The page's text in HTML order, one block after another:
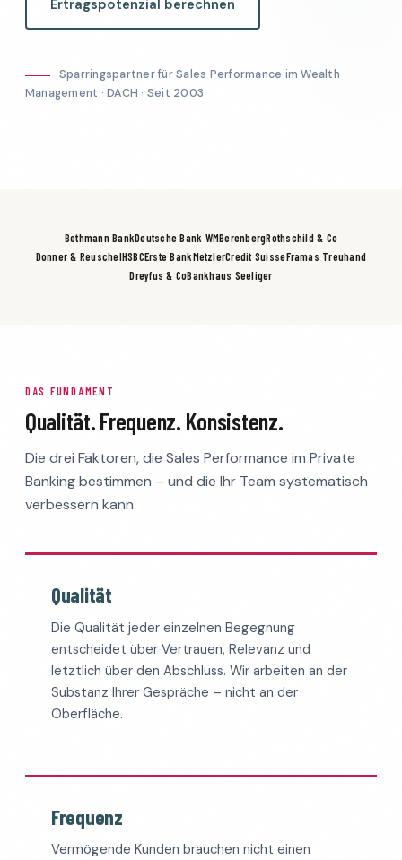
Ertragspotenzial berechnen
Sparringspartner für Sales Performance im Wealth
Management · DACH · Seit 2003
Bethmann BankDeutsche Bank WMBerenbergRothschild & Co
Donner & ReuschelHSBCErste BankMetzlerCredit SuisseFramas Treuhand
Dreyfus & CoBankhaus Seeliger
DAS FUNDAMENT
Qualität. Frequenz. Konsistenz.
Die drei Faktoren, die Sales Performance im Private
Banking bestimmen – und die Ihr Team systematisch
verbessern kann.
Qualität
Die Qualität jeder einzelnen Begegnung
entscheidet über Vertrauen, Relevanz und
letztlich über den Abschluss. Wir arbeiten an der
Substanz Ihrer Gespräche – nicht an der
Oberfläche.
Frequenz
Vermögende Kunden brauchen nicht einen